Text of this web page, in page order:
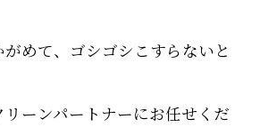
めて、ゴシゴシこすらないと
ーンパートナーにお任せくだ